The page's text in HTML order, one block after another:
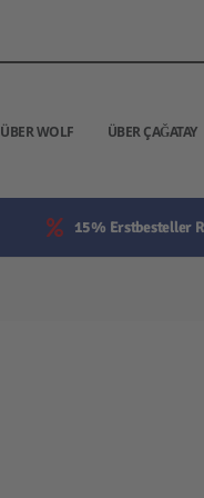
ÜBER WOLF ÜBER ÇAĞATAY
15% Erstbesteller